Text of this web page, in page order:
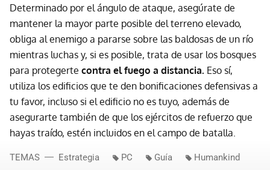
Determinado por el ángulo de ataque, asegúrate de
mantener la mayor parte posible del terreno elevado,
obliga al enemigo a pararse sobre las baldosas de un río
mientras luchas y, si es posible, trata de usar los bosques
para protegerte contra el fuego a distancia. Eso sí,
utiliza los edificios que te den bonificaciones defensivas a
tu favor, incluso si el edificio no es tuyo, además de
asegurarte también de que los ejércitos de refuerzo que
hayas traído, estén incluidos en el campo de batalla.
TEMAS Estrategia PC Guía Humankind